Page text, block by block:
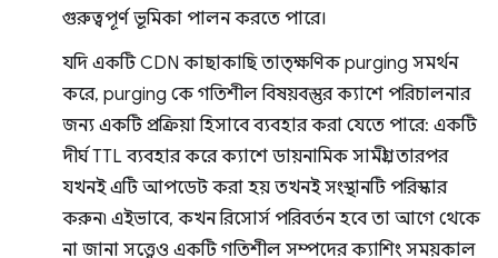
গুরুত্বপূর্ণ ভূমিকা পালন করতে পারে।
যদি একটি CDN কাছাকাছি তাত্ক্ষণিক purging সমর্থন
করে, purging কে গতিশীল বিষয়বস্তুর ক্যাশে পরিচালনার
জন্য একটি প্রক্রিয়া হিসাবে ব্যবহার করা যেতে পারে: একটি
দীর্ঘ TTL ব্যবহার করে ক্যাশে ডায়নামিক সামগ্রী, তারপর
যখনই এটি আপডেট করা হয় তখনই সংস্থানটি পরিস্কার
করুন৷ এইভাবে, কখন রিসোর্স পরিবর্তন হবে তা আগে থেকে
না জানা সত্ত্বেও একটি গতিশীল সম্পদের ক্যাশিং সময়কাল